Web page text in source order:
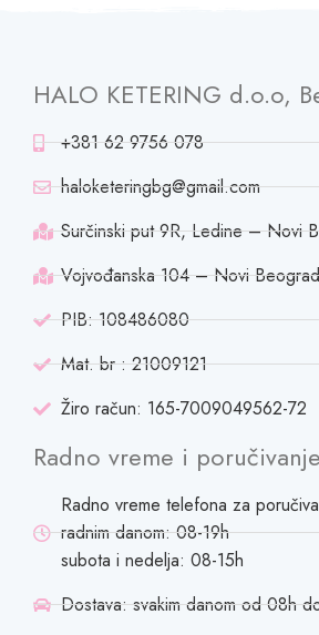
HALO KETERING d.o.o,
+381 62 9756 078
haloketeringbg@gmail.com
Surčinski put 9R, Ledine – Novi
Vojvođanska 104 – Novi
PIB: 108486080
Mat. br : 21009121
Žiro račun: 165-7009049562-72
Radno vreme i poručivanje
Radno vreme telefona za
radnim danom: 08-19h
subota i nedelja: 08-15h
Dostava: svakim danom od 08h